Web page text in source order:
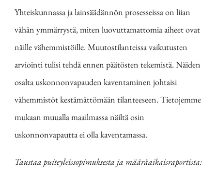
Yhteiskunnassa ja lainsäädännön prosesseissa on liian
vähän ymmärrystä, miten luovuttamattomia aiheet ovat
näille vähemmistöille. Muutostilanteissa vaikutusten
arviointi tulisi tehdä ennen päätösten tekemistä. Näiden
osalta uskonnonvapauden kaventaminen johtaisi
vähemmistöt kestämättömään tilanteeseen. Tietojemme
mukaan muualla maailmassa näiltä osin
uskonnonvapautta ei olla kaventamassa.
Taustaa puiteyleissopimuksesta ja määräaikaisraportista: